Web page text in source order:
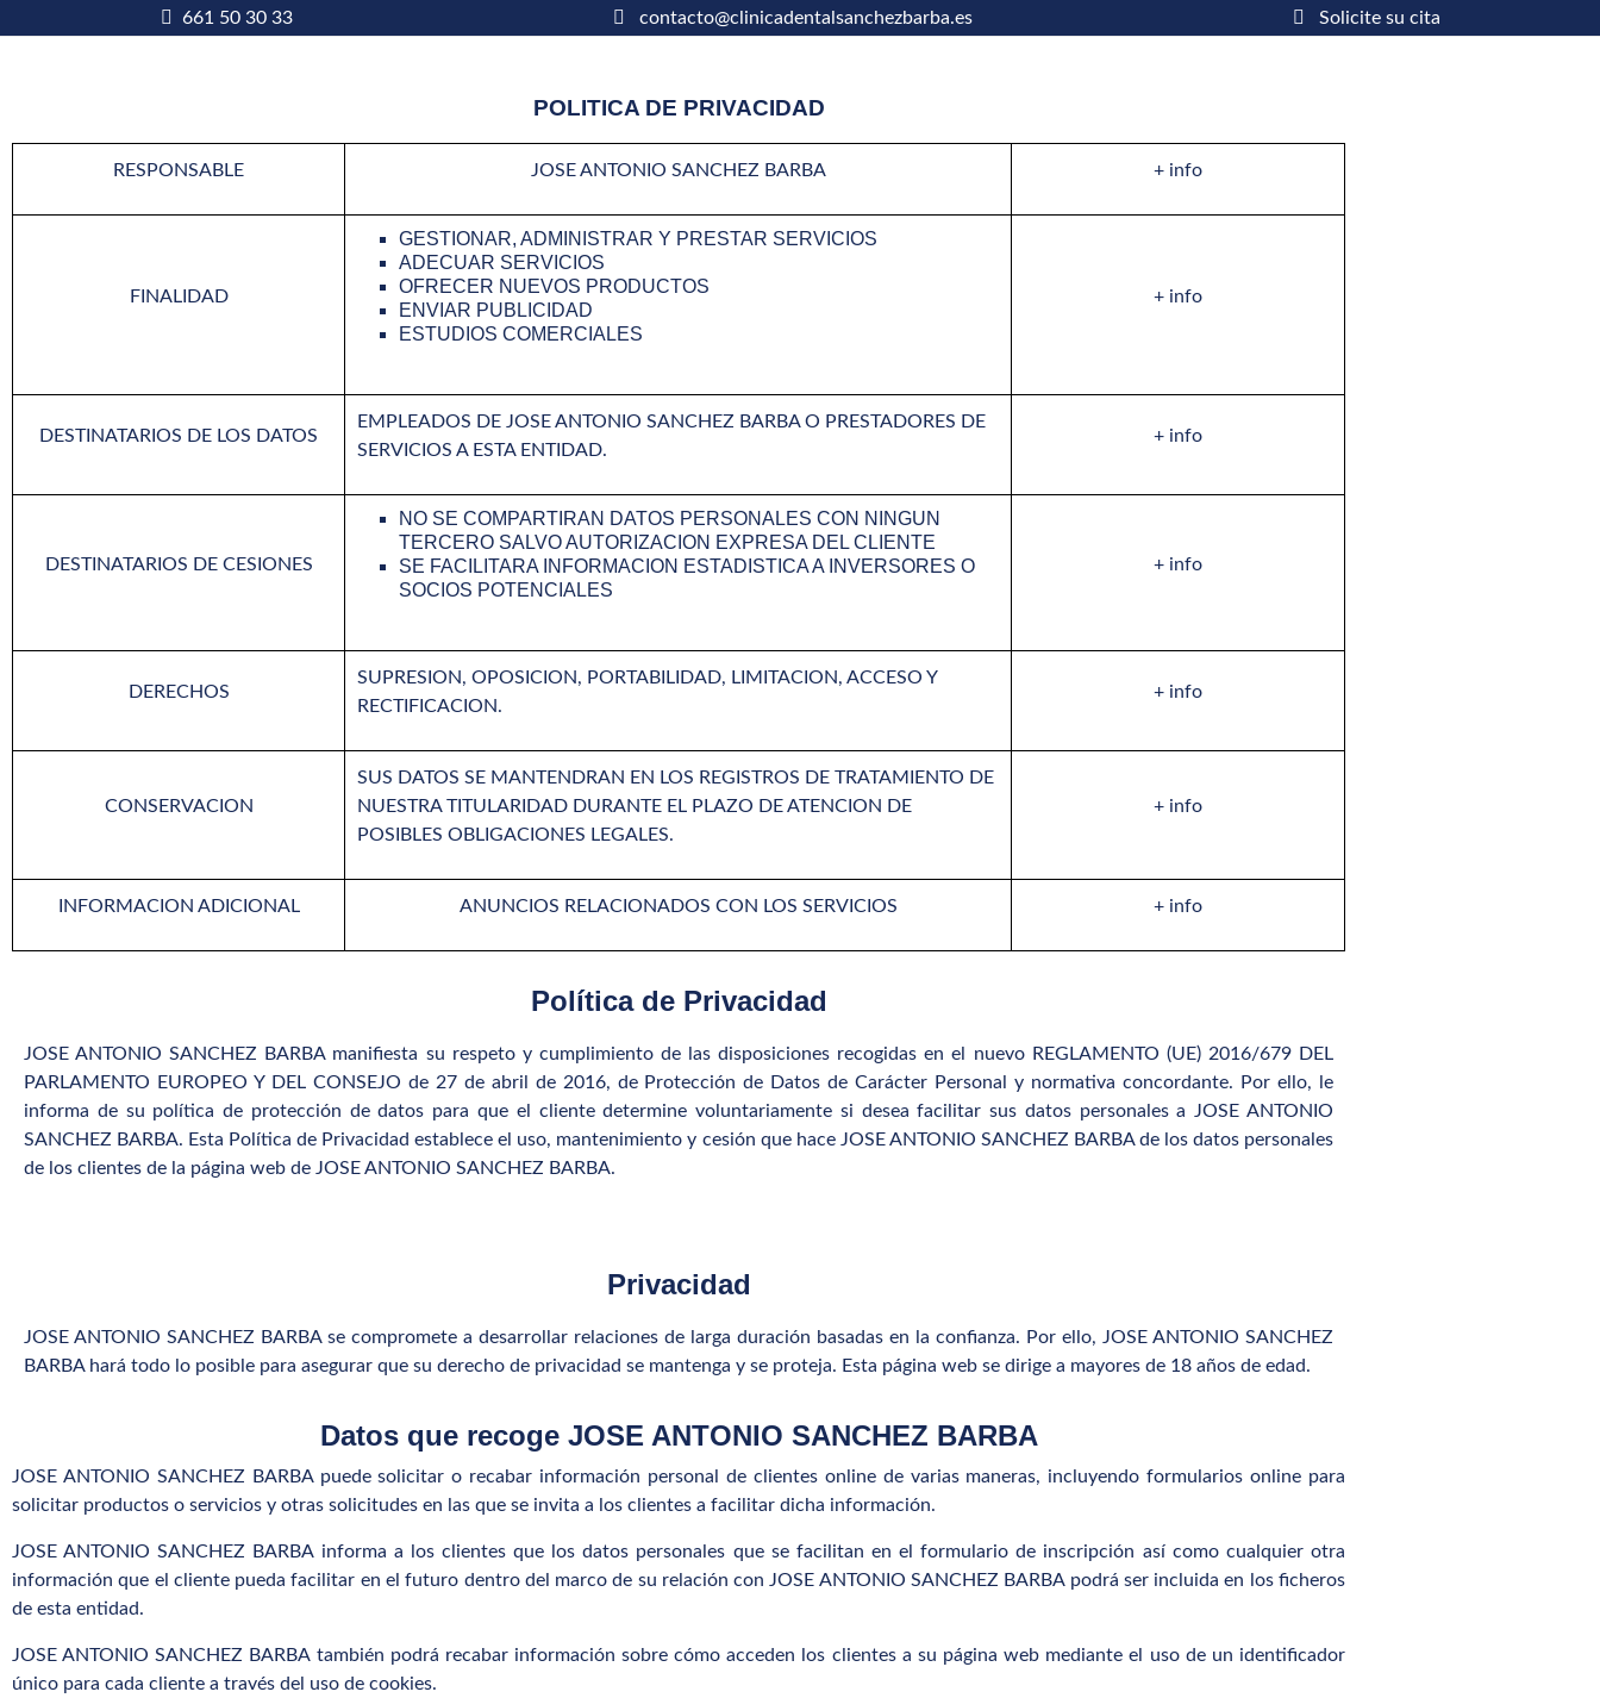
661 50 30 33 contacto@clinicadentalsanchezbarba.es Solicite su cita
POLITICA DE PRIVACIDAD
RESPONSABLE JOSE ANTONIO SANCHEZ BARBA + info
FINALIDAD
GESTIONAR, ADMINISTRAR Y PRESTAR SERVICIOS
ADECUAR SERVICIOS
OFRECER NUEVOS PRODUCTOS
ENVIAR PUBLICIDAD
ESTUDIOS COMERCIALES
+ info
DESTINATARIOS DE LOS DATOS
EMPLEADOS DE JOSE ANTONIO SANCHEZ BARBA O PRESTADORES DE
SERVICIOS A ESTA ENTIDAD.
+ info
DESTINATARIOS DE CESIONES
NO SE COMPARTIRAN DATOS PERSONALES CON NINGUN
TERCERO SALVO AUTORIZACION EXPRESA DEL CLIENTE
SE FACILITARA INFORMACION ESTADISTICA A INVERSORES O
SOCIOS POTENCIALES
+ info
DERECHOS
SUPRESION, OPOSICION, PORTABILIDAD, LIMITACION, ACCESO Y
RECTIFICACION.
+ info
CONSERVACION
SUS DATOS SE MANTENDRAN EN LOS REGISTROS DE TRATAMIENTO DE
NUESTRA TITULARIDAD DURANTE EL PLAZO DE ATENCION DE
POSIBLES OBLIGACIONES LEGALES.
+ info
INFORMACION ADICIONAL ANUNCIOS RELACIONADOS CON LOS SERVICIOS + info
Política de Privacidad
JOSE ANTONIO SANCHEZ BARBA manifiesta su respeto y cumplimiento de las disposiciones recogidas en el nuevo REGLAMENTO (UE) 2016/679 DEL
PARLAMENTO EUROPEO Y DEL CONSEJO de 27 de abril de 2016, de Protección de Datos de Carácter Personal y normativa concordante. Por ello, le
informa de su política de protección de datos para que el cliente determine voluntariamente si desea facilitar sus datos personales a JOSE ANTONIO
SANCHEZ BARBA. Esta Política de Privacidad establece el uso, mantenimiento y cesión que hace JOSE ANTONIO SANCHEZ BARBA de los datos personales
de los clientes de la página web de JOSE ANTONIO SANCHEZ BARBA.
Privacidad
JOSE ANTONIO SANCHEZ BARBA se compromete a desarrollar relaciones de larga duración basadas en la confianza. Por ello, JOSE ANTONIO SANCHEZ
BARBA hará todo lo posible para asegurar que su derecho de privacidad se mantenga y se proteja. Esta página web se dirige a mayores de 18 años de edad.
Datos que recoge JOSE ANTONIO SANCHEZ BARBA
JOSE ANTONIO SANCHEZ BARBA puede solicitar o recabar información personal de clientes online de varias maneras, incluyendo formularios online para
solicitar productos o servicios y otras solicitudes en las que se invita a los clientes a facilitar dicha información.
JOSE ANTONIO SANCHEZ BARBA informa a los clientes que los datos personales que se facilitan en el formulario de inscripción así como cualquier otra
información que el cliente pueda facilitar en el futuro dentro del marco de su relación con JOSE ANTONIO SANCHEZ BARBA podrá ser incluida en los ficheros
de esta entidad.
JOSE ANTONIO SANCHEZ BARBA también podrá recabar información sobre cómo acceden los clientes a su página web mediante el uso de un identificador
único para cada cliente a través del uso de cookies.